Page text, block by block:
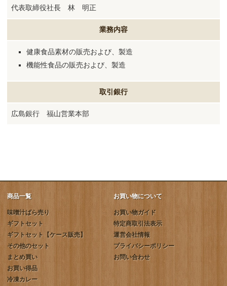
代表取締役社長 林 明正
業務内容
健康食品素材の販売および、製造
機能性食品の販売および、製造
取引銀行
広島銀行 福山営業本部
商品一覧
味噌汁ばら売り
ギフトセット
ギフトセット【ケース販売】
その他のセット
まとめ買い
お買い得品
冷凍カレー
お買い物について
お買い物ガイド
特定商取引法表示
運営会社情報
プライバシーポリシー
お問い合わせ